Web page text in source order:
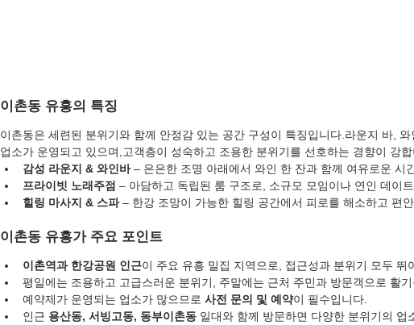
이촌동 유흥의 특징
이촌동은 세련된 분위기와 함께 안정감 있는 공간 구성이 특징입니다.라운지 바,
업소가 운영되고 있으며,고객층이 성숙하고 조용한 분위기를 선호하는 경향이 강
감성 라운지 & 와인바 – 은은한 조명 아래에서 와인 한 잔과 함께 여유로운 시
프라이빗 노래주점 – 아담하고 독립된 룸 구조로, 소규모 모임이나 연인 데이
힐링 마사지 & 스파 – 한강 조망이 가능한 힐링 공간에서 피로를 해소하고 편
이촌동 유흥가 주요 포인트
이촌역과 한강공원 인근이 주요 유흥 밀집 지역으로, 접근성과 분위기 모두 뛰
평일에는 조용하고 고급스러운 분위기, 주말에는 근처 주민과 방문객으로 활
예약제가 운영되는 업소가 많으므로 사전 문의 및 예약이 필수입니다.
인근 용산동, 서빙고동, 동부이촌동 일대와 함께 방문하면 다양한 분위기의 업